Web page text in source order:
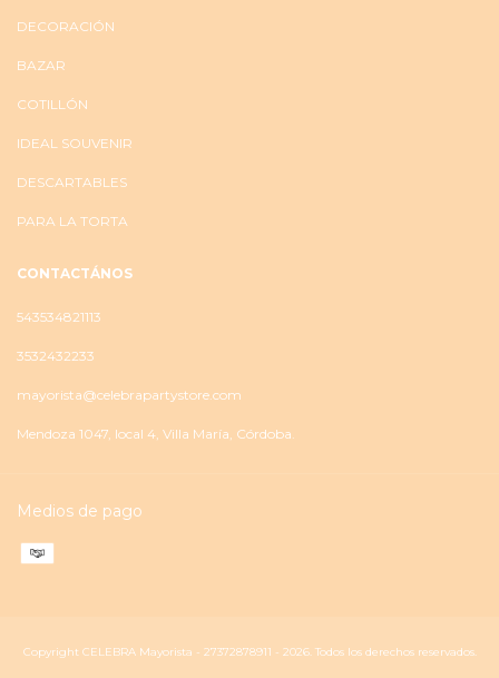
DECORACIÓN
BAZAR
COTILLÓN
IDEAL SOUVENIR
DESCARTABLES
PARA LA TORTA
CONTACTÁNOS
543534821113
3532432233
mayorista@celebrapartystore.com
Mendoza 1047, local 4, Villa María, Córdoba.
Medios de pago
Copyright CELEBRA Mayorista - 27372878911 - 2026. Todos los derechos reservados.